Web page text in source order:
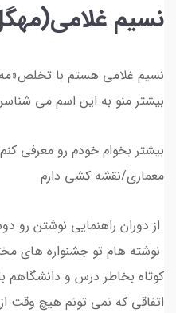
نسیم
نسیم غلامی هستم با
بیشتر منو به این اسم می
معماری/نقشه کشی دارم
از دوران راهنمایی نوشتن
نوشته هام تو جشنواره های
کوتاه بخاطر درس و دانشگاهم
اتفاقی که نمی تونم هیچ وقت